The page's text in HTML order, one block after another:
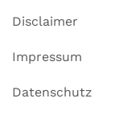
Disclaimer
Impressum
Datenschutz